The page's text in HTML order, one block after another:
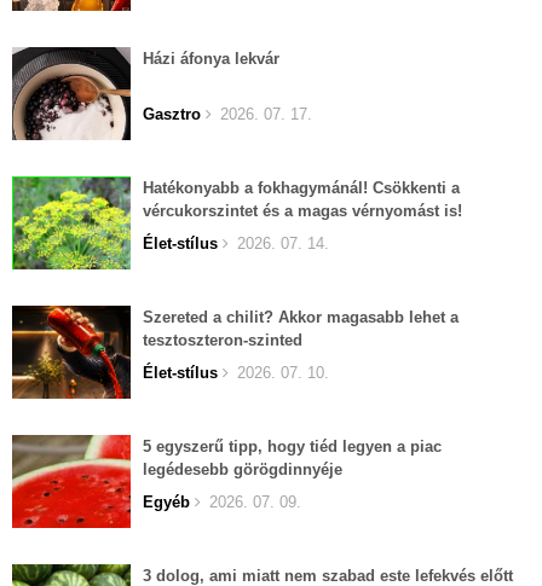
Házi áfonya lekvár
Gasztro 2026. 07. 17.
Hatékonyabb a fokhagymánál! Csökkenti a
vércukorszintet és a magas vérnyomást is!
Élet-stílus
2026. 07. 14.
Szereted a chilit? Akkor magasabb lehet a
tesztoszteron-szinted
Élet-stílus
2026. 07. 10.
5 egyszerű tipp, hogy tiéd legyen a piac
legédesebb görögdinnyéje
Egyéb
2026. 07. 09.
3 dolog, ami miatt nem szabad este lefekvés előtt